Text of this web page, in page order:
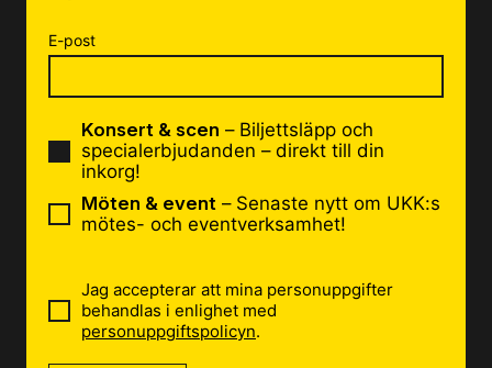
E-post
Konsert & scen – Biljettsläpp och
specialerbjudanden – direkt till din
inkorg!
Möten & event – Senaste nytt om UKK:s
mötes- och eventverksamhet!
Jag accepterar att mina personuppgifter
behandlas i enlighet med
personuppgiftspolicyn.